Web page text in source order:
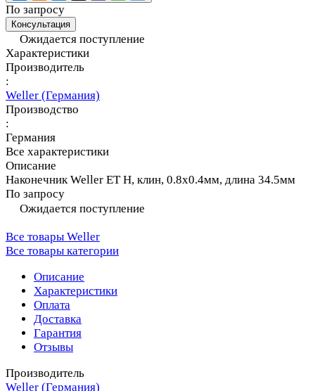
По запросу
Консультация
Ожидается поступление
Характеристики
Производитель
:
Weller (Германия)
Производство
:
Германия
Все характеристики
Описание
Наконечник Weller ET H, клин, 0.8х0.4мм, длина 34.5мм
По запросу
Ожидается поступление
Все товары Weller
Все товары категории
Описание
Характеристики
Оплата
Доставка
Гарантия
Отзывы
Производитель
Weller (Германия)